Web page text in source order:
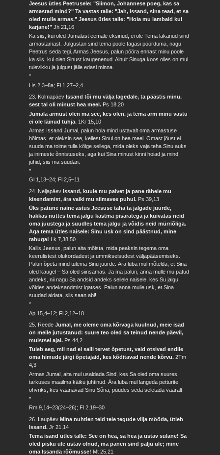
Jeesus ütles Peetrusele: "Siimon, Johannese poeg, kas sa
armastad mind?" Ta vastas talle: "Jah, Issand, sina tead, et sa
oled mulle armas." Jeesus ütles talle: "Hoia mu lambaid kui
karjane!"Jh 21,16
Ka siis, kui oled Jumalast eemale eksinud, ei ole Tema lakanud sind
armastamast. Julgustan sind tema poole tagasi pöörduma, nagu
Peetrus seda tegi. Armas Jeesus, palun pööra ennast minu poole
ka siis, kui olen Sinust kaugenenud. Ainult Sinuga koos olles on mul
tulevikku ja julgust jälle edasi minna.
*
Hs 2,3–8a; Fl 1,27–2,4
23. Kolmapäev Issand tõi mu välja lagedale, ta päästis minu,
sest tal oli minust hea meel. Ps 18,20
Jumala armust olen ma see, kes olen, ja tema arm minu vastu
ei ole läinud tühja. 1Kr 15,10
Armas Issand Jumal, palun hoia mind ustavalt oma armastuse
hõlmas, et oleksin see, kellest Sinul on hea meel. Omast jõust ei
suuda ma toime tulla kõige sellega, mida oleks vaja teha Sinu auks
ja inimeste õnnistuseks, aga kui Sina minust kinni hoiad ja mind
juhid, siis ma suudan.
*
Gl 1,13–24; Fl 2,5–11
24. NeljapäevIssand, kuule mu palvet ja pane tähele mu
kisendamist, ära vaiki mu silmavee puhul. Ps 39,13
Üks patune naine astus Jeesuse taha ta jalgade juurde,
hakkas nuttes tema jalgu kastma pisaratega ja kuivatas neid
oma juustega ja suudles tema jalgu ja võidis neid mürriõliga.
Aga tema ütles naisele: Sinu usk on sind päästnud, mine
rahuga! Lk 7,38.50
Kallis Jeesus, palun aita mõista, mida peaksin tegema oma
keerulistest olukordadest ja ummikseisudest väljapääsemiseks.
Palun õpeta mind tulema Sinu juurde. Ära luba mul mõtelda, et Sina
oled kaugel – Sa oled siinsamas. Ja ma palun, anna mulle mu patud
andeks, nii nagu Sa andsid andeks sellele naisele, kes Su jalgu
võides andeksandmist igatses. Palun anna mulle usk, et Sina
suudad aidata, siis saan abi!
*
Ap 15,4–12; Fl 2,12–18
25. ReedeJumal, me oleme oma kõrvaga kuulnud, meie isad
on meile jutustanud: suure teo oled sa teinud nende päevil,
muistsel ajal. Ps 44,2
Tuleb aeg, mil nad ei salli tervet õpetust, vaid otsivad endile
oma himude järgi õpetajaid, kes kõditavad nende kõrvu.2Tm
4,3
Armas Jumal, aita mul usaldada Sind, kes Sa oled oma suures
tarkuses maailma käiku juhtinud. Ära luba mul langeda petturite
ohvriks, kes väänavad Sinu Sõna, püüdes seda seletada vääralt.
*
Rm 9,14–23(24–26); Fl 2,19–30
26. LaupäevMina nuhtlen teid teie tegude vilja mööda, ütleb
Issand.Jr 21,14
Tema isand ütles talle: See on hea, sa hea ja ustav sulane! Sa
oled pisku üle ustav olnud, ma panen sind palju üle; mine
oma Issanda rõõmusse! Mt 25,21